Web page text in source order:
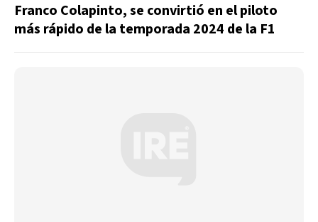
Franco Colapinto, se convirtió en el piloto
más rápido de la temporada 2024 de la F1